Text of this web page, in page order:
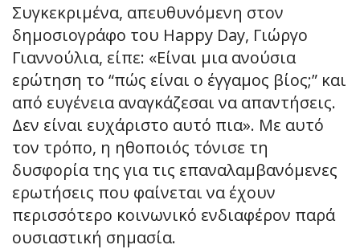
Συγκεκριμένα, απευθυνόμενη στον
δημοσιογράφο του Happy Day, Γιώργο
Γιαννούλια, είπε: «Είναι μια ανούσια
ερώτηση το “πώς είναι ο έγγαμος βίος;” και
από ευγένεια αναγκάζεσαι να απαντήσεις.
Δεν είναι ευχάριστο αυτό πια». Με αυτό
τον τρόπο, η ηθοποιός τόνισε τη
δυσφορία της για τις επαναλαμβανόμενες
ερωτήσεις που φαίνεται να έχουν
περισσότερο κοινωνικό ενδιαφέρον παρά
ουσιαστική σημασία.